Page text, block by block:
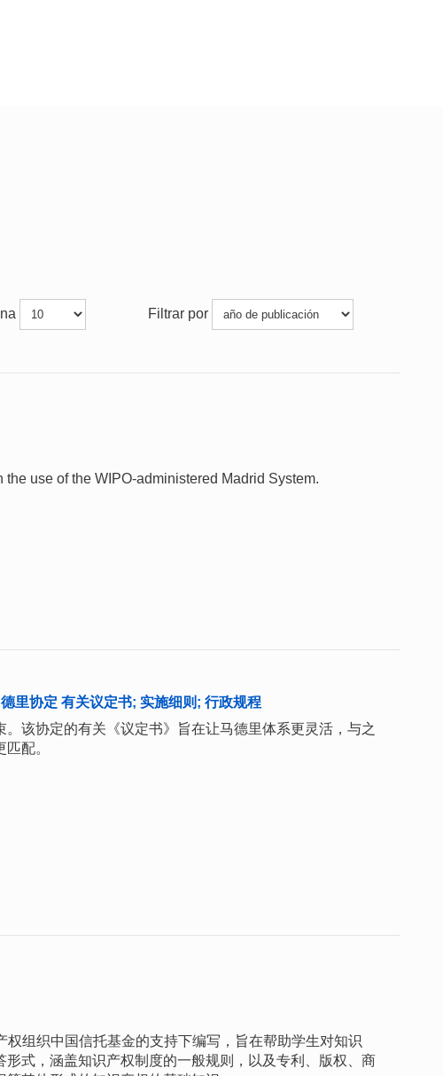
Filtrar por
use of the WIPO-administered Madrid System.
里协定 有关议定书; 实施细则; 行政规程
该协定的有关《议定书》旨在让马德里体系更灵活，与之
配。
组织中国信托基金的支持下编写，旨在帮助学生对知识
式，涵盖知识产权制度的一般规则，以及专利、版权、商